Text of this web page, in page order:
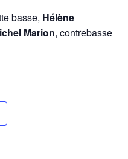
basse, Hélène
Marion, contrebasse